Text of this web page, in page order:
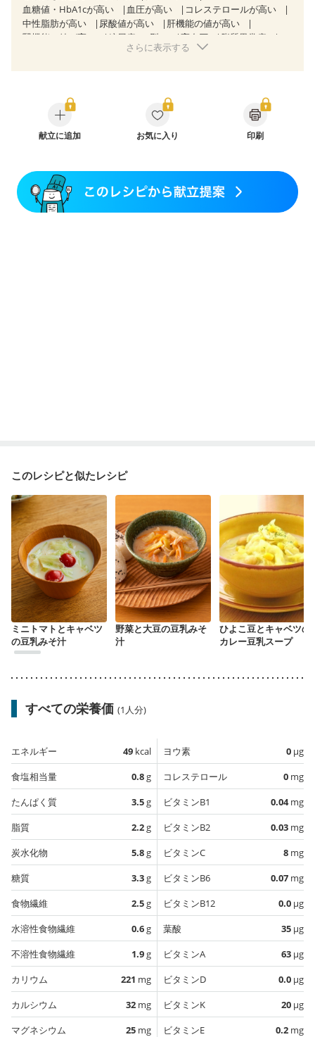
血糖値・HbA1cが高い
血圧が高い
コレステロールが高い
中性脂肪が高い
尿酸値が高い
肝機能の値が高い
腎機能の値が高い
糖尿病（2型） 高血圧
脂質異常症
狭心症 心筋梗塞
糖尿病性腎症（第１期）
糖尿病性腎症（第２期）
糖尿病性腎症（第３期）
CKD（ステージ１）
CKD（ステージ２）
CKD（ステージ３a）
乳がん治療を終えた方・経過観察中の方など
妊娠中(初期)
妊婦健診・体重増加が気になる（初期）
妊婦健診・血圧が気になる（初期）
さらに表示する
献立に追加 お気に入り 印刷
このレシピと似たレシピ
ミニトマトとキャベツ
の豆乳みそ汁
野菜と大豆の豆乳みそ
汁
ひよこ豆とキャベツの
カレー豆乳スープ
すべての栄養価 (1人分)
エネルギー 49 kcal
食塩相当量
0.8g
たんぱく質
3.5g
脂質
2.2g
炭水化物
5.8g
糖質
3.3g
食物繊維
2.5g
水溶性食物繊維
0.6g
不溶性食物繊維
1.9g
カリウム
221 mg
カルシウム
32 mg
マグネシウム
25 mg
ヨウ素 0 µg
コレステロール
0 mg
ビタミンB1
0.04mg
ビタミンB2
0.03 mg
ビタミンC
8 mg
ビタミンB6
0.07 mg
ビタミンB12
0.0 µg
葉酸
35 µg
ビタミンA
63 µg
ビタミンD
0.0 µg
ビタミンK
20 µg
ビタミンE
0.2 mg